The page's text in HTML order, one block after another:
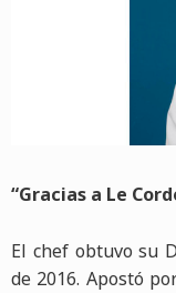
“Gracias a Le
El chef obtuvo su
de 2016. Apostó